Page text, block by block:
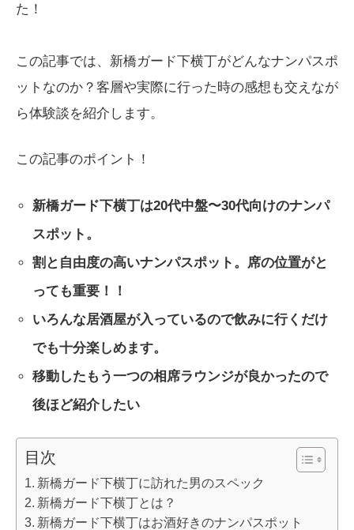
た！
この記事では、新橋ガード下横丁がどんなナンパスポ
ットなのか？客層や実際に行った時の感想も交えなが
ら体験談を紹介します。
この記事のポイント！
新橋ガード下横丁は20代中盤〜30代向けのナンパ
スポット。
割と自由度の高いナンパスポット。席の位置がと
っても重要！！
いろんな居酒屋が入っているので飲みに行くだけ
でも十分楽しめます。
移動したもう一つの相席ラウンジが良かったので
後ほど紹介したい
目次
新橋ガード下横丁に訪れた男のスペック
新橋ガード下横丁とは？
新橋ガード下横丁はお酒好きのナンパスポット